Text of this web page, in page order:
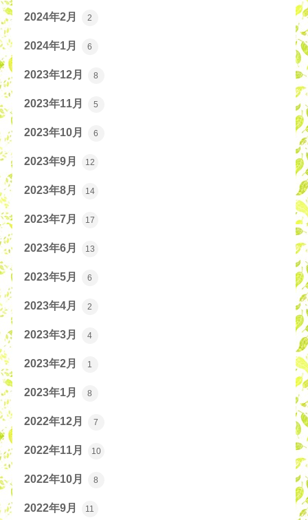
2024年2月 2
2024年1月 6
2023年12月 8
2023年11月 5
2023年10月 6
2023年9月 12
2023年8月 14
2023年7月 17
2023年6月 13
2023年5月 6
2023年4月 2
2023年3月 4
2023年2月 1
2023年1月 8
2022年12月 7
2022年11月 10
2022年10月 8
2022年9月 11